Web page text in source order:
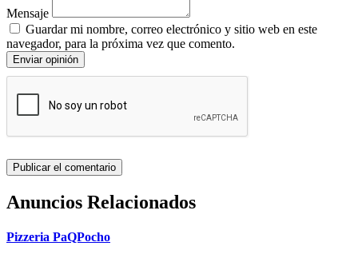
Mensaje
Guardar mi nombre, correo electrónico y sitio web en este
navegador, para la próxima vez que comento.
Enviar opinión
Anuncios Relacionados
Pizzeria PaQPocho